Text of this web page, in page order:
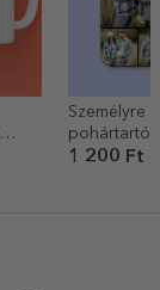
Személyre
pohártartó
1 200 Ft